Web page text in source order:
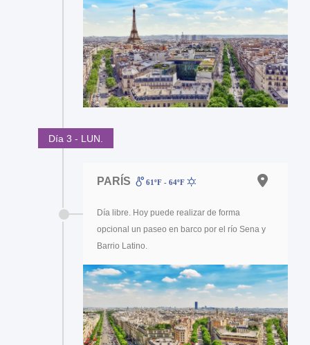
Día 3 - LUN.
PARÍS 61ºF - 64ºF
Día libre. Hoy puede realizar de forma
opcional un paseo en barco por el río Sena y
Barrio Latino.